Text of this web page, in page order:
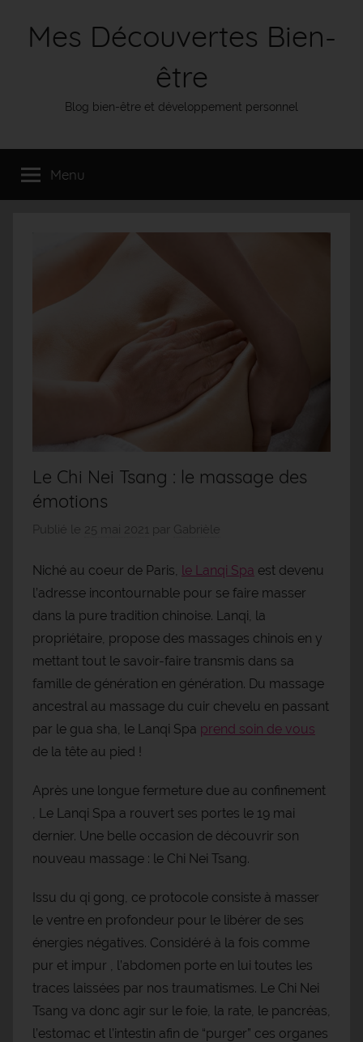
Mes Découvertes Bien-
être
Blog bien-être et développement personnel
Menu
Le Chi Nei Tsang : le massage des
émotions
Publié le 25 mai 2021 par Gabrièle
Niché au coeur de Paris, le Lanqi Spa est devenu
l’adresse incontournable pour se faire masser
dans la pure tradition chinoise. Lanqi, la
propriétaire, propose des massages chinois en y
mettant tout le savoir-faire transmis dans sa
famille de génération en génération. Du massage
ancestral au massage du cuir chevelu en passant
par le gua sha, le Lanqi Spa prend soin de vous
de la tête au pied !
Après une longue fermeture due au confinement
, Le Lanqi Spa a rouvert ses portes le 19 mai
dernier. Une belle occasion de découvrir son
nouveau massage : le Chi Nei Tsang.
Issu du qi gong, ce protocole consiste à masser
le ventre en profondeur pour le libérer de ses
énergies négatives. Considéré à la fois comme
pur et impur , l’abdomen porte en lui toutes les
traces laissées par nos traumatismes. Le Chi Nei
Tsang va donc agir sur le foie, la rate, le pancréas,
l’estomac et l’intestin afin de “purger” ces organes